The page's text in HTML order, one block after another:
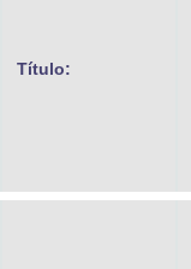
Título: